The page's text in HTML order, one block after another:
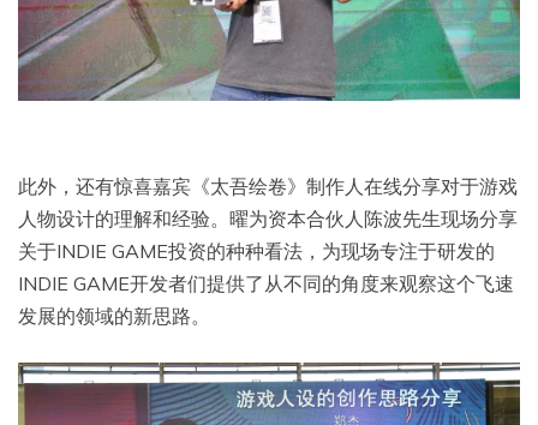
此外，还有惊喜嘉宾《太吾绘卷》制作人在线分享对于游戏
人物设计的理解和经验。曜为资本合伙人陈波先生现场分享
关于INDIE GAME投资的种种看法，为现场专注于研发的
INDIE GAME开发者们提供了从不同的角度来观察这个飞速
发展的领域的新思路。